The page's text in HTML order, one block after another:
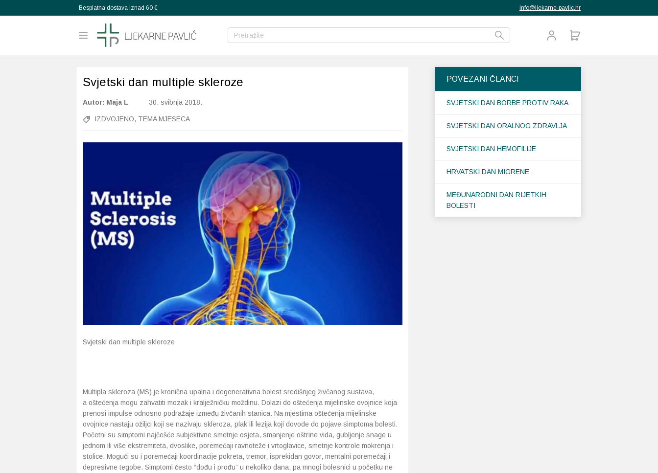
Besplatna dostava iznad 60 € info@ljekarne-pavlic.hr
POVEZANI ČLANCI
SVJETSKI DAN BORBE PROTIV RAKA
SVJETSKI DAN ORALNOG ZDRAVLJA
SVJETSKI DAN HEMOFILIJE
HRVATSKI DAN MIGRENE
MEĐUNARODNI DAN RIJETKIH
BOLESTI
Svjetski dan multiple skleroze
Autor: Maja L 30. svibnja 2018.
IZDVOJENO, TEMA MJESECA
Svjetski dan multiple skleroze
Multipla skleroza (MS) je kronična upalna i degenerativna bolest središnjeg živčanog sustava,
a oštećenja mogu zahvatiti mozak i kralježničku moždinu. Dolazi do oštećenja mijelinske ovojnice koja
prenosi impulse odnosno podražaje između živčanih stanica. Na mjestima oštećenja mijelinske
ovojnice nastaju ožiljci koji se nazivaju skleroza, plak ili lezija koji dovode do pojave simptoma bolesti.
Početni su simptomi najčešće subjektivne smetnje osjeta, smanjenje oštrine vida, gubljenje snage u
jednom ili više ekstremiteta, dvoslike, poremećaji ravnoteže i vrtoglavice, smetnje kontrole mokrenja i
stolice. Mogući su i poremećaji koordinacije pokreta, tremor, isprekidan govor, mentalni poremećaji i
depresivne tegobe. Simptomi često “dođu i prođu” u nekoliko dana, pa mnogi bolesnici u početku ne